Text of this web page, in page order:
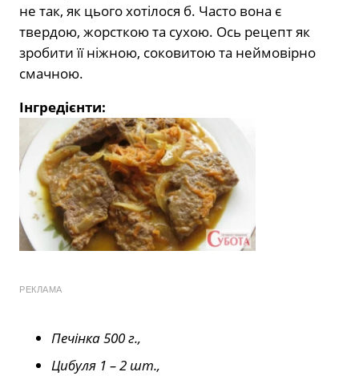
не так, як цього хотілося б. Часто вона є
твердою, жорсткою та сухою. Ось рецепт як
зробити її ніжною, соковитою та неймовірно
смачною.
Інгредієнти:
РЕКЛАМА
Печінка 500 г.,
Цибуля 1 – 2 шт.,